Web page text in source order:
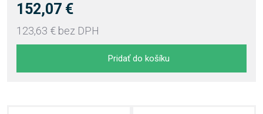
152,07 €
123,63 € bez DPH
Pridať do košíku